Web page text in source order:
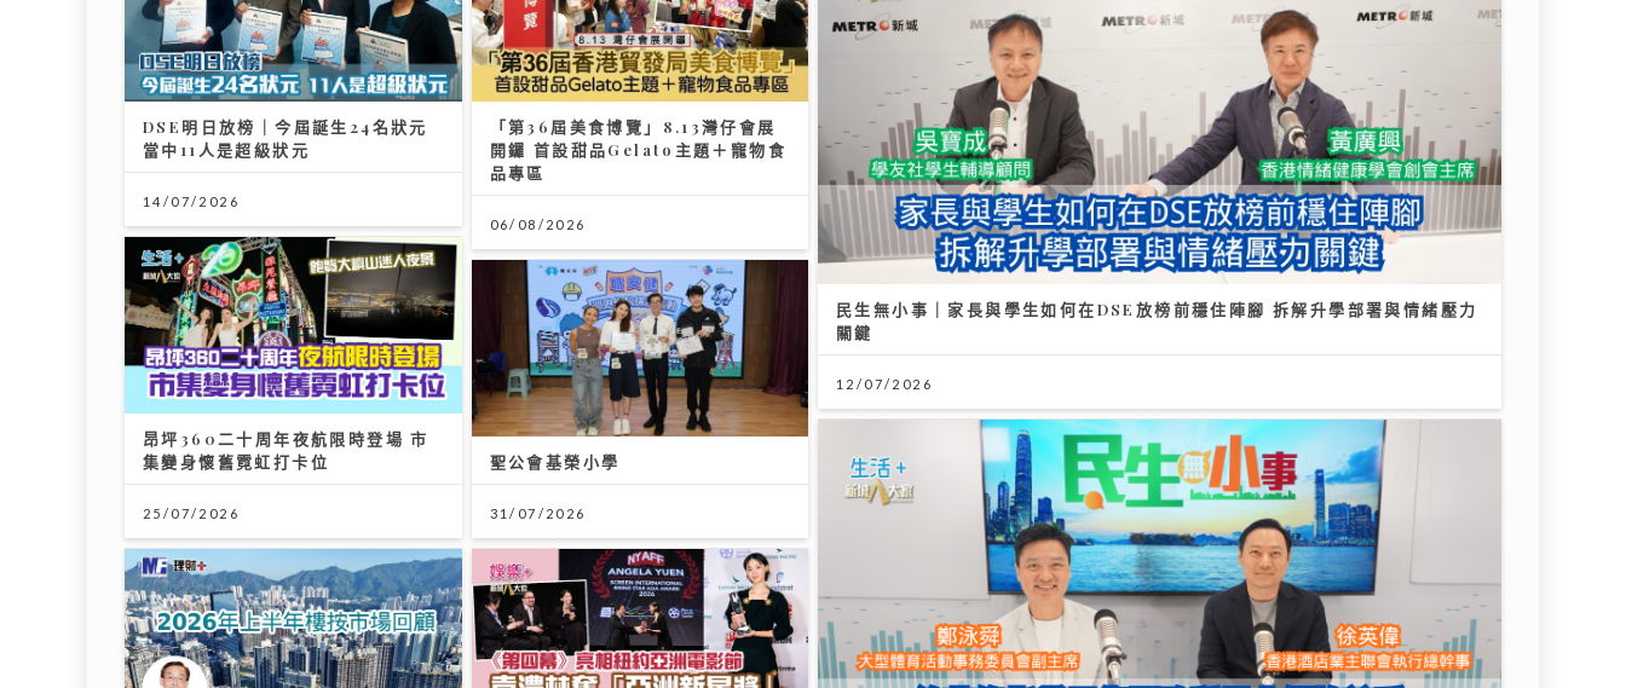
DSE明日放榜｜今屆誕生24名狀元
當中11人是超級狀元
14/07/2026
「第36屆美食博覽」8.13灣仔會展
開鑼 首設甜品Gelato主題＋寵物食
品專區
06/08/2026
民生無小事｜家長與學生如何在DSE放榜前穩住陣腳 拆解升學部署與情緒壓力
關鍵
12/07/2026
昂坪360二十周年夜航限時登場 市
集變身懷舊霓虹打卡位
25/07/2026
聖公會基榮小學
31/07/2026